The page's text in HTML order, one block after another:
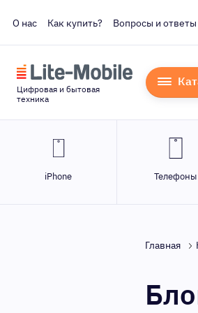
О нас Как купить? Вопросы и ответы
Цифровая и бытовая
техника
iPhone Телефоны
Главная